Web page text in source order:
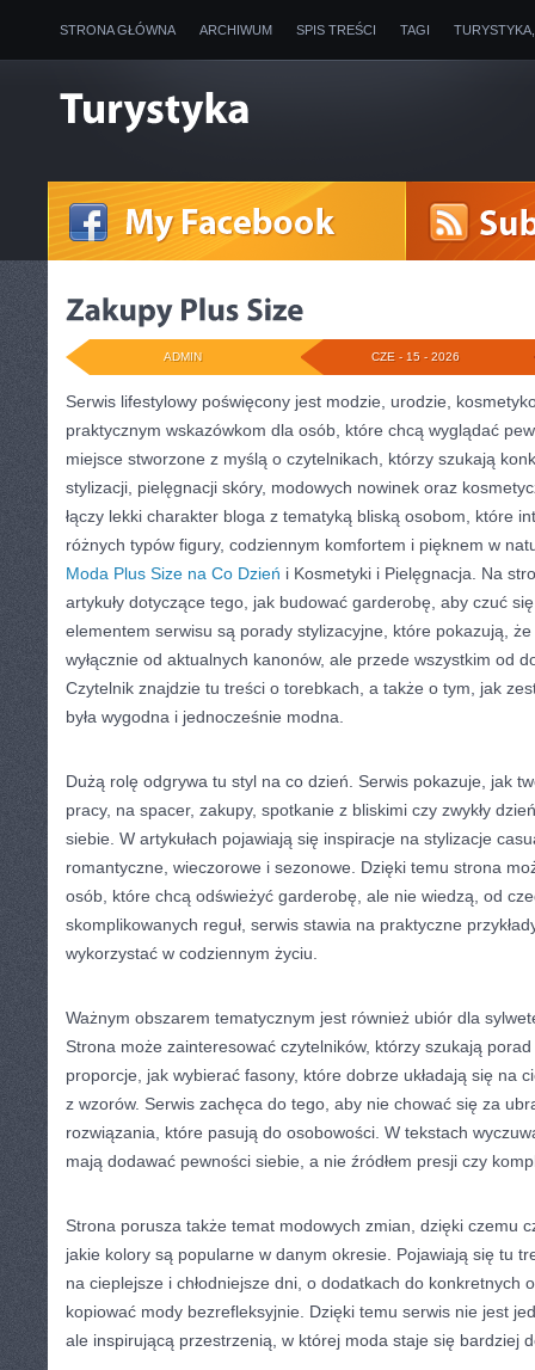
STRONA GŁÓWNA ARCHIWUM SPIS TREŚCI TAGI
CZE - 15 - 2026
ADMIN
Serwis lifestylowy poświęcony jest modzie, urodzie,
praktycznym wskazówkom dla osób, które chcą wyglądać
miejsce stworzone z myślą o czytelnikach, którzy szukają
stylizacji, pielęgnacji skóry, modowych nowinek oraz
łączy lekki charakter bloga z tematyką bliską osobom, które
różnych typów figury, codziennym komfortem i pięknem w
Moda Plus Size na Co Dzień i Kosmetyki i Pielęgnacja. Na
artykuły dotyczące tego, jak budować garderobę, aby czuć
elementem serwisu są porady stylizacyjne, które pokazują,
wyłącznie od aktualnych kanonów, ale przede wszystkim od
Czytelnik znajdzie tu treści o torebkach, a także o tym, jak
była wygodna i jednocześnie modna.
Dużą rolę odgrywa tu styl na co dzień. Serwis pokazuje, jak
pracy, na spacer, zakupy, spotkanie z bliskimi czy zwykły
siebie. W artykułach pojawiają się inspiracje na stylizacje
romantyczne, wieczorowe i sezonowe. Dzięki temu strona
osób, które chcą odświeżyć garderobę, ale nie wiedzą, od
skomplikowanych reguł, serwis stawia na praktyczne
wykorzystać w codziennym życiu.
Ważnym obszarem tematycznym jest również ubiór dla
Strona może zainteresować czytelników, którzy szukają
proporcje, jak wybierać fasony, które dobrze układają się na
z wzorów. Serwis zachęca do tego, aby nie chować się za
rozwiązania, które pasują do osobowości. W tekstach
mają dodawać pewności siebie, a nie źródłem presji czy
Strona porusza także temat modowych zmian, dzięki czemu
jakie kolory są popularne w danym okresie. Pojawiają się tu
na cieplejsze i chłodniejsze dni, o dodatkach do konkretnych
kopiować mody bezrefleksyjnie. Dzięki temu serwis nie jest
ale inspirującą przestrzenią, w której moda staje się bardziej